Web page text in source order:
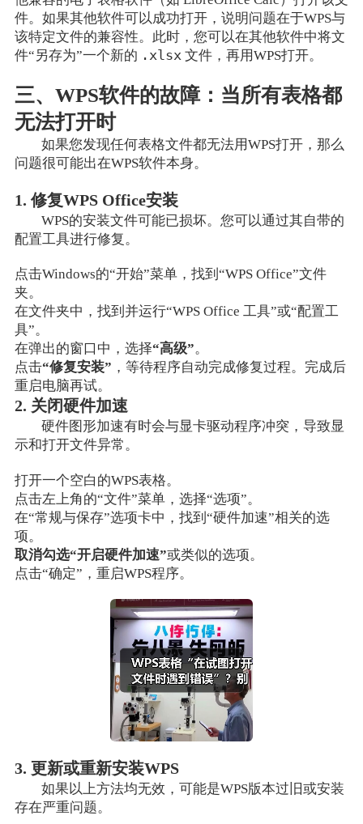
件。如果其他软件可以成功打开，说明问题在于WPS与
该特定文件的兼容性。此时，您可以在其他软件中将文
件“另存为”一个新的 .xlsx 文件，再用WPS打开。
三、WPS软件的故障：当所有表格都
无法打开时
如果您发现任何表格文件都无法用WPS打开，那么
问题很可能出在WPS软件本身。
1. 修复WPS Office安装
WPS的安装文件可能已损坏。您可以通过其自带的
配置工具进行修复。
点击Windows的“开始”菜单，找到“WPS Office”文件
夹。
在文件夹中，找到并运行“WPS Office 工具”或“配置工
具”。
在弹出的窗口中，选择“高级”。
点击“修复安装” ，等待程序自动完成修复过程。完成后
重启电脑再试。
2. 关闭硬件加速
硬件图形加速有时会与显卡驱动程序冲突，导致显
示和打开文件异常。
打开一个空白的WPS表格。
点击左上角的“文件”菜单，选择“选项”。
在“常规与保存”选项卡中，找到“硬件加速”相关的选
项。
取消勾选“开启硬件加速”或类似的选项。
点击“确定”，重启WPS程序。
3. 更新或重新安装WPS
如果以上方法均无效，可能是WPS版本过旧或安装
存在严重问题。